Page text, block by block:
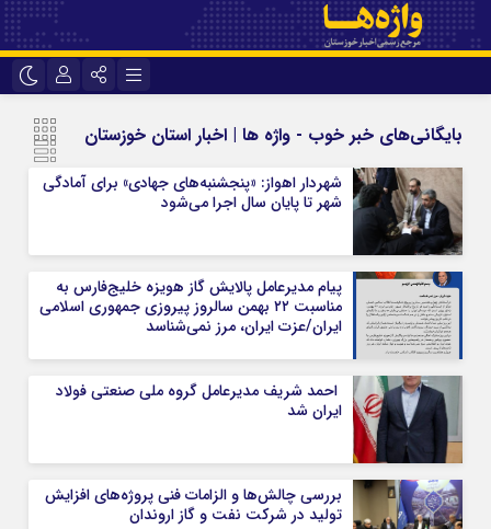
آپارات
اپلیکیشن رمز عبور
مرا به خاطر بسپار
بایگانی‌های خبر خوب - واژه ها | اخبار استان خوزستان
شهردار اهواز: «پنجشنبه‌های جهادی» برای آمادگی
شهر تا پایان سال اجرا می‌شود
پیام مدیرعامل پالایش گاز هویزه خلیج‌فارس به
مناسبت ۲۲ بهمن سالروز پیروزی جمهوری اسلامی
ایران/عزت ایران، مرز نمی‌شناسد
احمد شریف مدیرعامل گروه ملی صنعتی فولاد
ایران شد
بررسی چالش‌ها و الزامات فنی پروژه‌های افزایش
تولید در شركت نفت و گاز اروندان